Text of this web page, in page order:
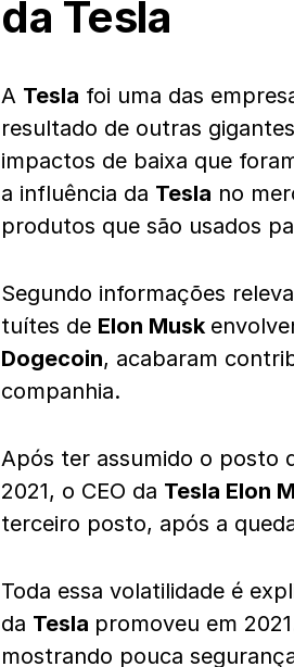
da Tesla
A Tesla foi uma das
resultado de outras
impactos de baixa que
a influência da Tesla no
produtos que são usados
Segundo informações
tuítes de Elon Musk
Dogecoin, acabaram
companhia.
Após ter assumido o posto
2021, o CEO da Tesla Elon
terceiro posto, após a
Toda essa volatilidade é
da Tesla promoveu em
mostrando pouca